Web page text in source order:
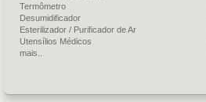
Termômetro
Desumidificador
Esterilizador / Purificador de Ar
Utensílios Médicos
mais..